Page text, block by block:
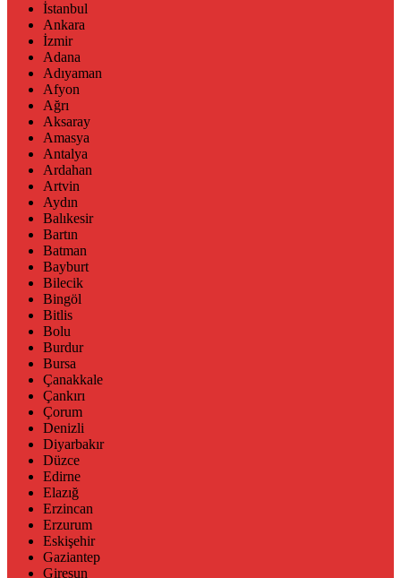
İstanbul
Ankara
İzmir
Adana
Adıyaman
Afyon
Ağrı
Aksaray
Amasya
Antalya
Ardahan
Artvin
Aydın
Balıkesir
Bartın
Batman
Bayburt
Bilecik
Bingöl
Bitlis
Bolu
Burdur
Bursa
Çanakkale
Çankırı
Çorum
Denizli
Diyarbakır
Düzce
Edirne
Elazığ
Erzincan
Erzurum
Eskişehir
Gaziantep
Giresun